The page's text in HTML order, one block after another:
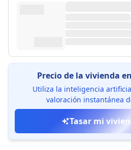
Precio de la vivienda
Utiliza la inteligencia
valoración instantánea
Tasar mi